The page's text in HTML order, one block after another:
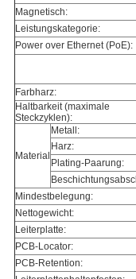
Magnetisch:
Leistungskategorie:
Power over Ethernet (PoE):
Farbharz:
Haltbarkeit (maximale
Steckzyklen):
Material
Metall:
Harz:
Plating-Paarung:
Mindestbelegung:
Nettogewicht:
Leiterplatte:
PCB-Locator:
PCB-Retention: